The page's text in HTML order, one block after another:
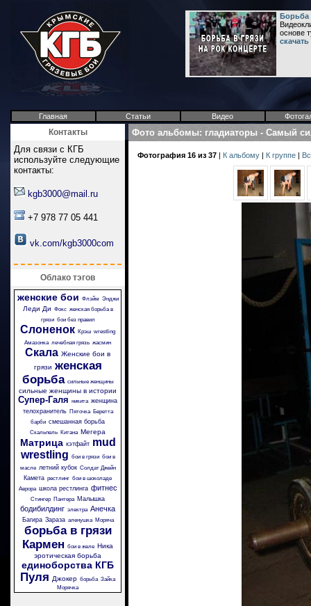
Борьба
основе
Главная Статьи Видео
Контакты
Для связи с КГБ
используйте следующие
контакты:
kgb3000@mail.ru
+7 978 77 05 441
vk.com/kgb3000com
Облако тэгов
женские бои Флэйм Энджи
Леди Ди Фокс женская борьба в
грязи бои без правил
Слоненок Крэш wrestling
Амазонка лечебная грязь жасмин
Скала Женские бои в
грязи женская
борьба сильные женщины
сильные женщины в истории
Супер-Галя никита женщина
телохранитель
Пяточка
Беретта
барби смешанная борьба
Скальпель Китана Мегера
Матрица кэтфайт mud
wrestling бои в грязи бои в
масле летний кубок Солдат Джейн
Камета рестлинг бои в шоколаде
Аврора школа рестлинга фитнес
Стингер Пантера Малышка
бодибилдинг электра Анечка
Багира Зараза аленушка Моряча
борьба в грязи
Кармен бои в желе Ника
эротическая борьба
единоборства КГБ
Пуля Джокер борьба Зайка
Морячка
Фото альбомы: гладиаторы - Самый
Фотография 16 из 37 | К альбому | К группе |